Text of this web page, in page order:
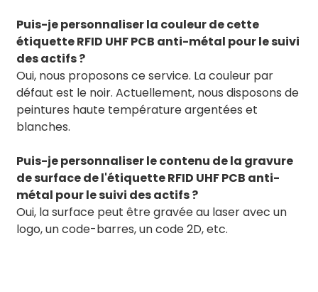
Puis-je personnaliser la couleur de cette
étiquette RFID UHF PCB anti-métal pour le suivi
des actifs ?
Oui, nous proposons ce service. La couleur par
défaut est le noir. Actuellement, nous disposons de
peintures haute température argentées et
blanches.
Puis-je personnaliser le contenu de la gravure
de surface de l'étiquette RFID UHF PCB anti-
métal pour le suivi des actifs ?
Oui, la surface peut être gravée au laser avec un
logo, un code-barres, un code 2D, etc.